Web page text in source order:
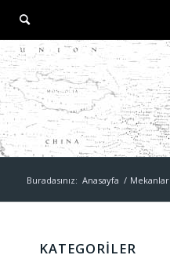
Buradasınız: Anasayfa / Mekanlar
KATEGORILER